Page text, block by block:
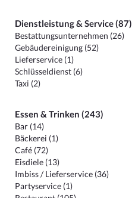
Dienstleistung & Service (87)
Bestattungsunternehmen (26)
Gebäudereinigung (52)
Lieferservice (1)
Schlüsseldienst (6)
Taxi (2)
Essen & Trinken (243)
Bar (14)
Bäckerei (1)
Café (72)
Eisdiele (13)
Imbiss / Lieferservice (36)
Partyservice (1)